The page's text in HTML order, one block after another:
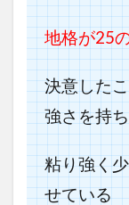
地格が25
決意した
強さを持
粘り強く
せている